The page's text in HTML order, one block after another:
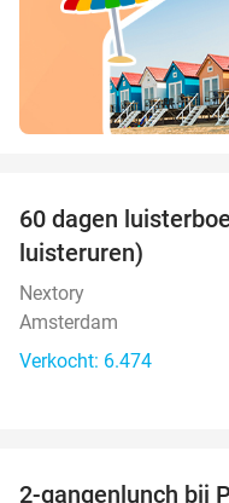
60 dagen
luisteruren)
Nextory
Amsterdam
Verkocht: 6.474
2-gangenlunch bij